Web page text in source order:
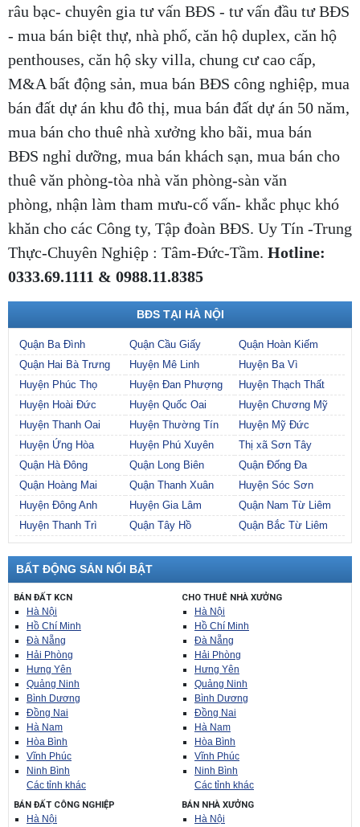
râu bạc- chuyên gia tư vấn BĐS - tư vấn đầu tư BĐS
- mua bán biệt thự, nhà phố, căn hộ duplex, căn hộ
penthouses, căn hộ sky villa, chung cư cao cấp,
M&A bất động sản, mua bán BĐS công nghiệp, mua
bán đất dự án khu đô thị, mua bán đất dự án 50 năm,
mua bán cho thuê nhà xưởng kho bãi, mua bán
BĐS nghỉ dưỡng, mua bán khách sạn, mua bán cho
thuê văn phòng-tòa nhà văn phòng-sàn văn
phòng, nhận làm tham mưu-cố vấn- khắc phục khó
khăn cho các Công ty, Tập đoàn BĐS. Uy Tín -Trung
Thực-Chuyên Nghiệp : Tâm-Đức-Tầm. Hotline:
0333.69.1111 & 0988.11.8385
BĐS TẠI HÀ NỘI
Quận Ba Đình Quận Cầu Giấy
Quận Hoàn Kiếm
Quận Hai Bà Trưng
Huyện Mê Linh
Huyện Ba Vì
Huyện Phúc Thọ
Huyện Đan Phượng
Huyện Thạch Thất
Huyện Hoài Đức
Huyện Quốc Oai
Huyện Chương Mỹ
Huyện Thanh Oai
Huyện Thường Tín
Huyện Mỹ Đức
Huyện Ứng Hòa
Huyện Phú Xuyên
Thị xã Sơn Tây
Quận Hà Đông
Quận Long Biên
Quận Đống Đa
Quận Hoàng Mai
Quận Thanh Xuân
Huyện Sóc Sơn
Huyện Đông Anh
Huyện Gia Lâm
Quận Nam Từ Liêm
Huyện Thanh Trì
Quận Tây Hồ Quận Bắc Từ Liêm
BẤT ĐỘNG SẢN NỔI BẬT
BÁN ĐẤT KCN
Hà Nội
Hồ Chí Minh
Đà Nẵng
Hải Phòng
Hưng Yên
Quảng Ninh
Bình Dương
Đồng Nai
Hà Nam
Hòa Bình
Vĩnh Phúc
Ninh Bình
Các tỉnh khác
CHO THUÊ NHÀ XƯỞNG
Hà Nội
Hồ Chí Minh
Đà Nẵng
Hải Phòng
Hưng Yên
Quảng Ninh
Bình Dương
Đồng Nai
Hà Nam
Hòa Bình
Vĩnh Phúc
Ninh Bình
Các tỉnh khác
BÁN ĐẤT CÔNG NGHIỆP
Hà Nội
BÁN NHÀ XƯỞNG
Hà Nội